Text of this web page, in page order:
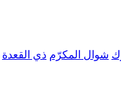
شوال المكرّم ذي القعدة